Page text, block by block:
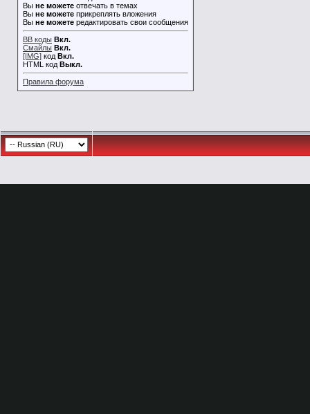
Вы не можете отвечать в темах
Вы не можете прикреплять вложения
Вы не можете редактировать свои сообщения
BB коды Вкл.
Смайлы Вкл.
[IMG] код Вкл.
HTML код Выкл.
Правила форума